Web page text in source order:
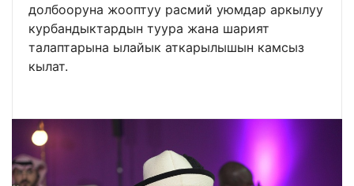
долбооруна жооптуу расмий уюмдар аркылуу
курбандыктардын туура жана шарият
талаптарына ылайык аткарылышын камсыз
кылат.